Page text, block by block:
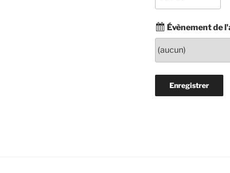
Évènement de